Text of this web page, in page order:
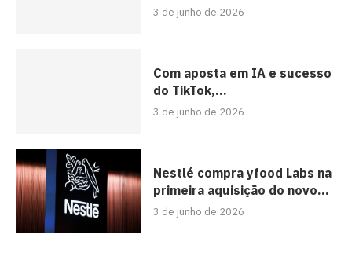
3 de junho de 2026
Com aposta em IA e sucesso
do TikTok,...
3 de junho de 2026
Nestlé compra yfood Labs na
primeira aquisição do novo...
3 de junho de 2026